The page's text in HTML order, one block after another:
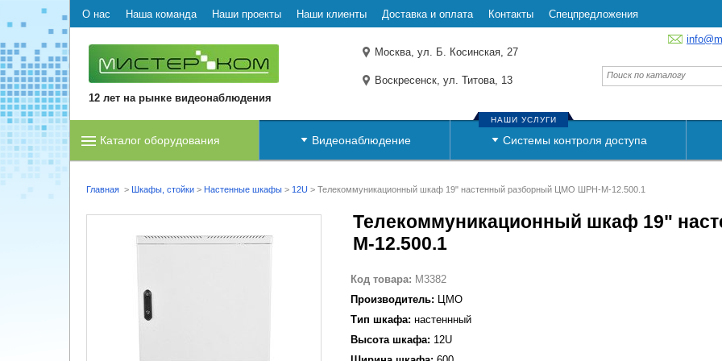
О нас Наша команда Наши проекты Наши клиенты Доставка и оплата Контакты Спецпредложения
12 лет на рынке видеонаблюдения
Москва, ул. Б. Косинская, 27
Воскресенск, ул. Титова, 13
Каталог оборудования Видеонаблюдение Системы контроля доступа
НАШИ УСЛУГИ
Главная > Шкафы, стойки > Настенные шкафы > 12U > Телекоммуникационный шкаф 19" настенный разборный ЦМО ШРН-М-12.500.1
Телекоммуникационный шкаф 19"
М-12.500.1
Код товара: M3382
Производитель: ЦМО
Тип шкафа: настеннный
Высота шкафа: 12U